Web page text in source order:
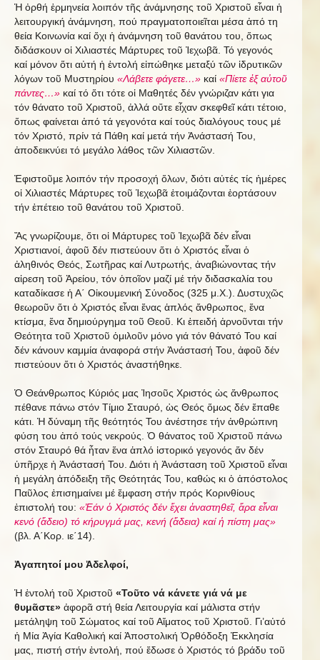
Ἡ ὀρθή ἑρμηνεία λοιπόν τῆς ἀνάμνησης τοῦ Χριστοῦ εἶναι ἡ
λειτουργική ἀνάμνηση, πού πραγματοποιεῖται μέσα ἀπό τη
θεία Κοινωνία καί ὄχι ἡ ἀνάμνηση τοῦ θανάτου του, ὅπως
διδάσκουν οἱ Χιλιαστές Μάρτυρες τοῦ Ἰεχωβᾶ. Τό γεγονός
καί μόνον ὅτι αὐτή ἡ ἐντολή εἰπώθηκε μεταξύ τῶν ἱδρυτικῶν
λόγων τοῦ Μυστηρίου «Λάβετε φάγετε…» καί «Πίετε ἐξ αὐτοῦ
πάντες…» καί τό ὅτι τότε οἱ Μαθητές δέν γνώριζαν κάτι για
τόν θάνατο τοῦ Χριστοῦ, ἀλλά οὔτε εἶχαν σκεφθεῖ κάτι τέτοιο,
ὅπως φαίνεται ἀπό τά γεγονότα καί τούς διαλόγους τους μέ
τόν Χριστό, πρίν τά Πάθη καί μετά τήν Ἀνάστασή Του,
ἀποδεικνύει τό μεγάλο λάθος τῶν Χιλιαστῶν.
Ἐφιστοῦμε λοιπόν τήν προσοχή ὅλων, διότι αὐτές τίς ἡμέρες
οἱ Χιλιαστές Μάρτυρες τοῦ Ἱεχωβᾶ ἐτοιμάζονται ἑορτάσουν
τήν ἐπέτειο τοῦ θανάτου τοῦ Χριστοῦ.
Ἄς γνωρίζουμε, ὅτι οἱ Μάρτυρες τοῦ Ἰεχωβᾶ δέν εἶναι
Χριστιανοί, ἀφοῦ δέν πιστεύουν ὅτι ὁ Χριστός εἶναι ὁ
ἀληθινός Θεός, Σωτῆρας καί Λυτρωτής, ἀναβιώνοντας τήν
αἱρεση τοῦ Ἀρείου, τόν ὁποῖον μαζί μέ τήν διδασκαλία του
καταδίκασε ἡ Α΄ Οἰκουμενική Σύνοδος (325 μ.Χ.). Δυστυχῶς
θεωροῦν ὅτι ὁ Χριστός εἶναι ἕνας ἁπλός ἄνθρωπος, ἕνα
κτίσμα, ἕνα δημιούργημα τοῦ Θεοῦ. Κι ἐπειδή ἀρνοῦνται τήν
Θεότητα τοῦ Χριστοῦ ὁμιλοῦν μόνο γιά τόν θάνατό Του καί
δέν κάνουν καμμία ἀναφορά στήν Ἀνάστασή Του, ἀφοῦ δέν
πιστεύουν ὅτι ὁ Χριστός ἀναστήθηκε.
Ὁ Θεάνθρωπος Κύριός μας Ἰησοῦς Χριστός ὡς ἄνθρωπος
πέθανε πάνω στόν Τίμιο Σταυρό, ὡς Θεός ὅμως δέν ἔπαθε
κάτι. Ἡ δύναμη τῆς θεότητός Του ἀνέστησε τήν ἀνθρώπινη
φύση του ἀπό τούς νεκρούς. Ὁ θάνατος τοῦ Χριστοῦ πάνω
στόν Σταυρό θά ἦταν ἕνα ἁπλό ἱστορικό γεγονός ἄν δέν
ὑπῆρχε ἡ Ἀνάστασή Του. Διότι ἡ Ἀνάσταση τοῦ Χριστοῦ εἶναι
ἡ μεγάλη ἀπόδειξη τῆς Θεότητάς Του, καθώς κι ὁ ἀπόστολος
Παῦλος ἐπισημαίνει μέ ἔμφαση στήν πρός Κορινθίους
ἐπιστολή του: «Ἐάν ὁ Χριστός δέν ἔχει ἀναστηθεῖ, ἄρα εἶναι
κενό (ἄδειο) τό κήρυγμά μας, κενή (ἄδεια) καί ἡ πίστη μας»
(βλ. Α΄Κορ. ιε΄14).
Ἀγαπητοί μου Ἀδελφοί,
Ἡ ἐντολή τοῦ Χριστοῦ «Τοῦτο νά κάνετε γιά νά με
θυμᾶστε» ἀφορᾶ στή θεία Λειτουργία καί μάλιστα στήν
μετάληψη τοῦ Σώματος καί τοῦ Αἵματος τοῦ Χριστοῦ. Γι’αὐτό
ἡ Μία Ἁγία Καθολική καί Ἀποστολική Ὀρθόδοξη Ἐκκλησία
μας, πιστή στήν ἐντολή, πού ἔδωσε ὁ Χριστός τό βράδυ τοῦ